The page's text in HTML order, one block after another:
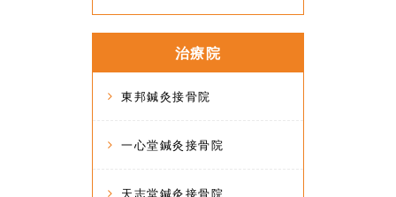
治療院
東邦鍼灸接骨院
一心堂鍼灸接骨院
天志堂鍼灸接骨院